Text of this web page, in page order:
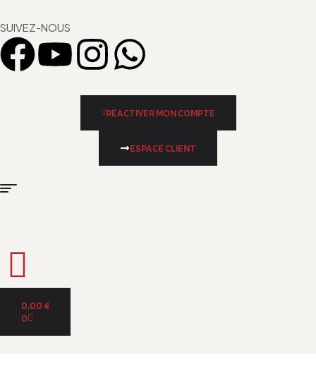
SUIVEZ-NOUS
RÉACTIVER MON COMPTE
ESPACE CLIENT
0,00 €
0